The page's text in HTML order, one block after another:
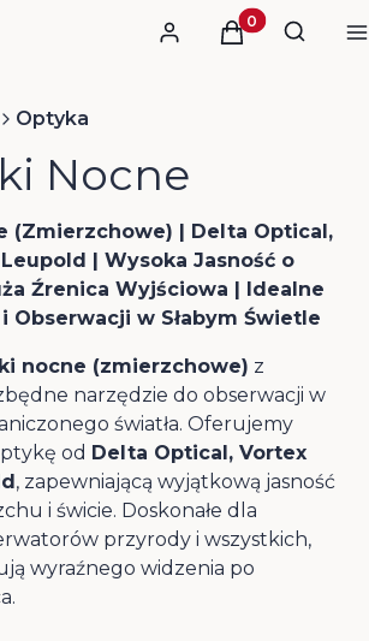
Zaloguj sięProdukty w
Koszyk Otwórz
Szukaj
Optyka
Nocne
(Zmierzchowe) | Delta Optical,
| Wysoka Jasność o
Źrenica Wyjściowa | Idealne
Obserwacji w Słabym Świetle
nocne (zmierzchowe) z
narzędzie do obserwacji w
światła. Oferujemy
od Delta Optical, Vortex
, zapewniającą wyjątkową jasność
i świcie. Doskonałe dla
przyrody i wszystkich,
wyraźnego widzenia po